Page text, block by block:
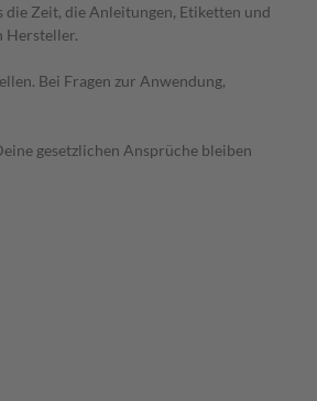
Zeit, die Anleitungen, Etiketten und
Hersteller.
Bei Fragen zur Anwendung,
gesetzlichen Ansprüche bleiben